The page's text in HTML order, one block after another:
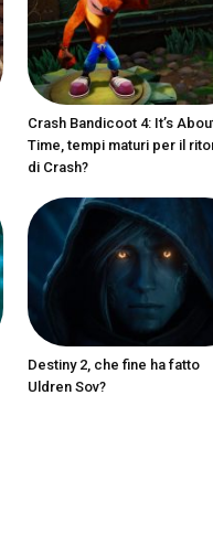
Crash Bandicoot 4: It’s
Time, tempi maturi per il
di Crash?
Destiny 2, che fine ha fatto
Uldren Sov?